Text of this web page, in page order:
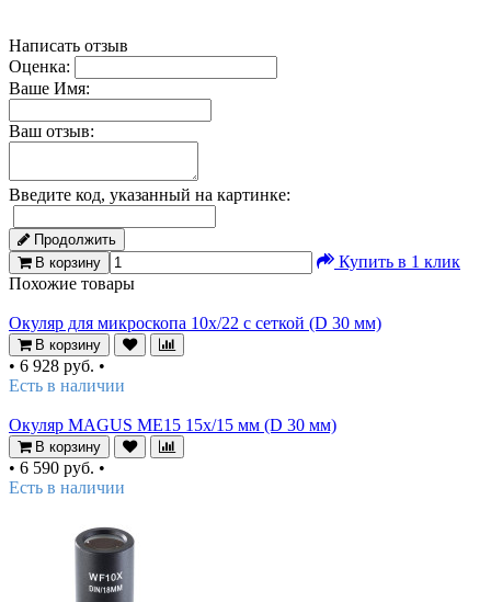
Написать отзыв
Оценка:
Ваше Имя:
Ваш отзыв:
Введите код, указанный на картинке:
Продолжить
В корзину
Купить в 1 клик
Похожие товары
Окуляр для микроскопа 10x/22 с сеткой (D 30 мм)
В корзину
• 6 928 руб. •
Есть в наличии
Окуляр MAGUS ME15 15х/15 мм (D 30 мм)
В корзину
• 6 590 руб. •
Есть в наличии